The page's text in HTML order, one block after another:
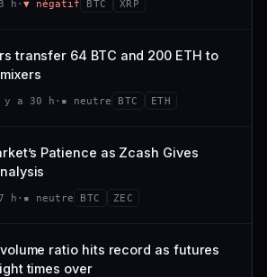
−2,9 %
#101
h · ▼ négatif BTC XRP
transfer 64 BTC and 200 ETH to
a 30 h · ▪ neutre BTC ETH
Patience as Zcash Gives
h · ▪ neutre BTC ZEC
ratio hits record as futures
times over